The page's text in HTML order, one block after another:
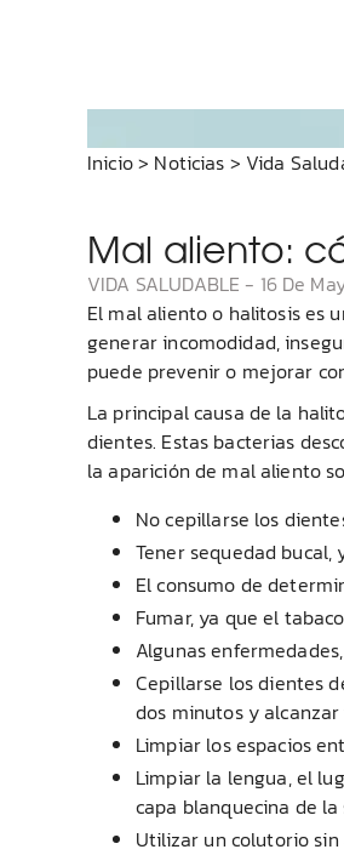
Inicio> Noticias > Vida
Mal aliento:
VIDA SALUDABLE - 16 De
El mal aliento o halitosis es
generar incomodidad,
puede prevenir o mejorar
La principal causa de la
dientes. Estas bacterias
la aparición de mal aliento
No cepillarse los
Tener sequedad
El consumo de
Fumar, ya que el
Algunas
Cepillarse los dientes
dos minutos y
Limpiar los espacios
Limpiar la lengua, el
capa blanquecina de
Utilizar un colutorio